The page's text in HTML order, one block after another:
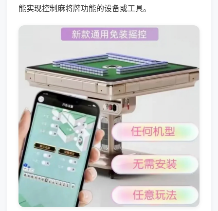
能实现控制麻将牌功能的设备或工具。